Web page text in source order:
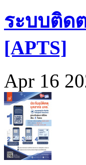
ระบบติด
[APTS]
Apr 16